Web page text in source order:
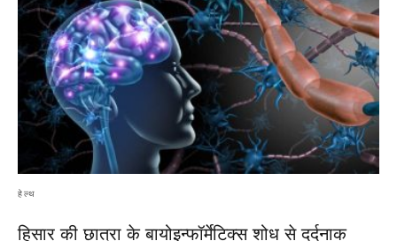
हेल्थ
हिसार की छात्रा के बायोइन्फॉर्मेटिक्स शोध से दर्दनाक